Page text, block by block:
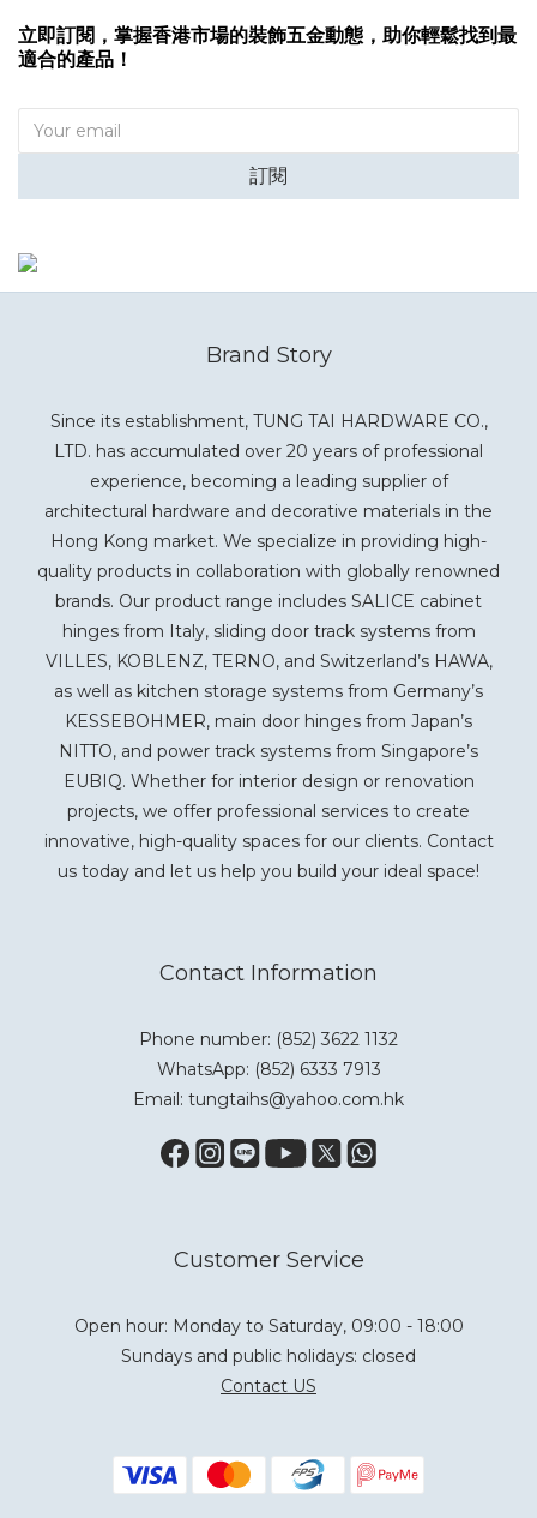
立即訂閱，掌握香港市場的裝飾五金動態，助你輕鬆找到最
適合的產品！
訂閱
Brand Story
Since its establishment, TUNG TAI HARDWARE CO.,
LTD. has accumulated over 20 years of professional
experience, becoming a leading supplier of
architectural hardware and decorative materials in the
Hong Kong market. We specialize in providing high-
quality products in collaboration with globally renowned
brands. Our product range includes SALICE cabinet
hinges from Italy, sliding door track systems from
VILLES, KOBLENZ, TERNO, and Switzerland’s HAWA,
as well as kitchen storage systems from Germany’s
KESSEBOHMER, main door hinges from Japan’s
NITTO, and power track systems from Singapore’s
EUBIQ. Whether for interior design or renovation
projects, we offer professional services to create
innovative, high-quality spaces for our clients. Contact
us today and let us help you build your ideal space!
Contact Information
Phone number: (852) 3622 1132
WhatsApp: (852) 6333 7913
Email: tungtaihs@yahoo.com.hk
Customer Service
Open hour: Monday to Saturday, 09:00 - 18:00
Sundays and public holidays: closed
Contact US